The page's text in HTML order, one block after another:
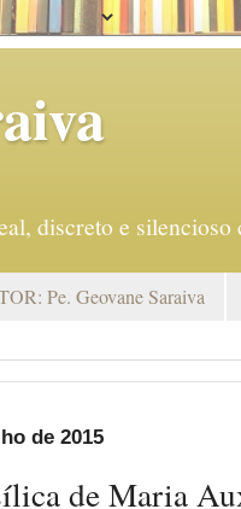
discreto e
Pe. Geovane Saraiva
de 2015
de Maria